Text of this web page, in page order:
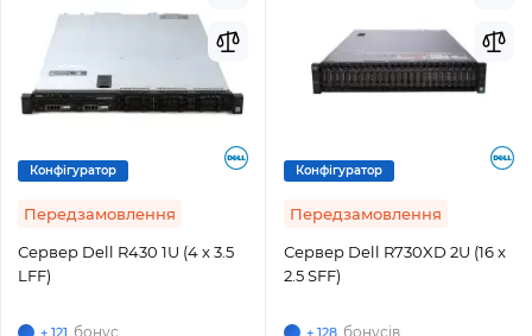
Конфігуратор
Передзамовлення
Сервер Dell R430 1U (4 x 3.5
LFF)
+ 121 бонус
Конфігуратор
Передзамовлення
Сервер Dell R730XD 2U (16 x
2.5 SFF)
+ 128 бонусів